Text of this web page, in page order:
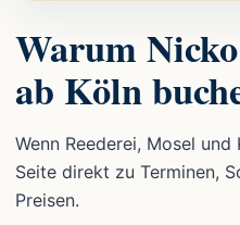
Warum
ab Köln
Wenn Reederei, Mosel
Seite direkt zu Terminen,
Preisen.